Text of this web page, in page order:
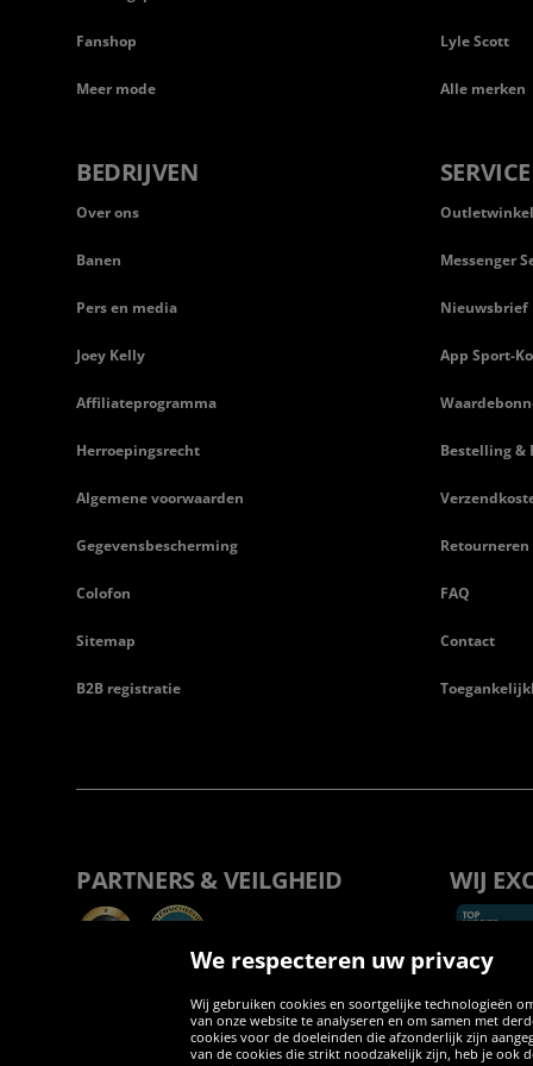
Fanshop
Meer mode
Lyle Scott
Alle merken
BEDRIJVEN
Over ons
Banen
Pers en media
Joey Kelly
Affiliateprogramma
Herroepingsrecht
Algemene voorwaarden
Gegevensbescherming
Colofon
Sitemap
B2B registratie
SERVICE
Messenger
Nieuwsbrief
App Sport-
Bestelling &
Retourneren
FAQ
Contact
PARTNERS & VEILGHEID WIJ
We respecteren uw privacy
Wij gebruiken cookies en soortgelijke technologieën
van onze website te analyseren en om samen met
cookies voor de doeleinden die afzonderlijk zijn
van de cookies die strikt noodzakelijk zijn, heb je ook